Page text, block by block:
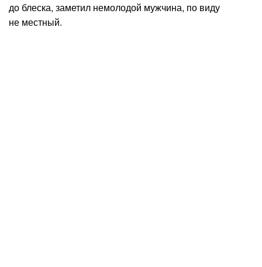
до блеска, заметил немолодой мужчина, по виду
не местный.